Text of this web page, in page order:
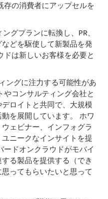
存の消費者にアップセルを
グプランに転換し、PR、
どを駆使して新製品を発
は新しいお客様を必要と
ングに注力する可能性があ
やコンサルティング会社と
ロイトと共同で、大規模
を展開しています。 ホワ
ェビナー、インフォグラ
ニークなインサイトを提
ードオンクラウドがモバイ
る製品を提供する（でき
ってもらいたいと思って